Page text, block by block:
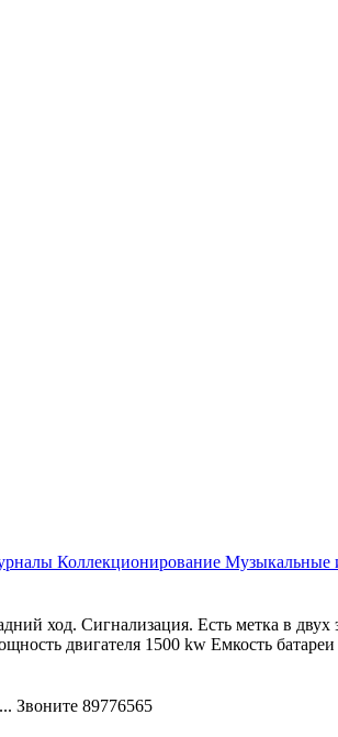
Коллекционирование Музыкальные
ход. Сигнализация. Есть метка в
двигателя 1500 kw Емкость
Звоните 89776565